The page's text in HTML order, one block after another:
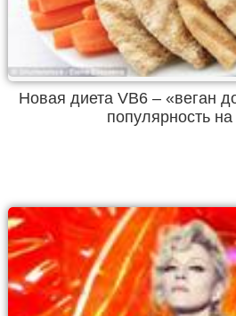
Новая диета VB6 – «веган
популярность